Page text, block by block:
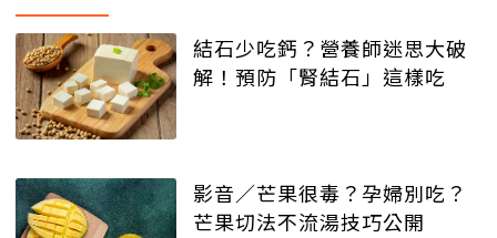
結石少吃鈣？營養師迷思大破
解！預防「腎結石」這樣吃
影音／芒果很毒？孕婦別吃？
芒果切法不流湯技巧公開